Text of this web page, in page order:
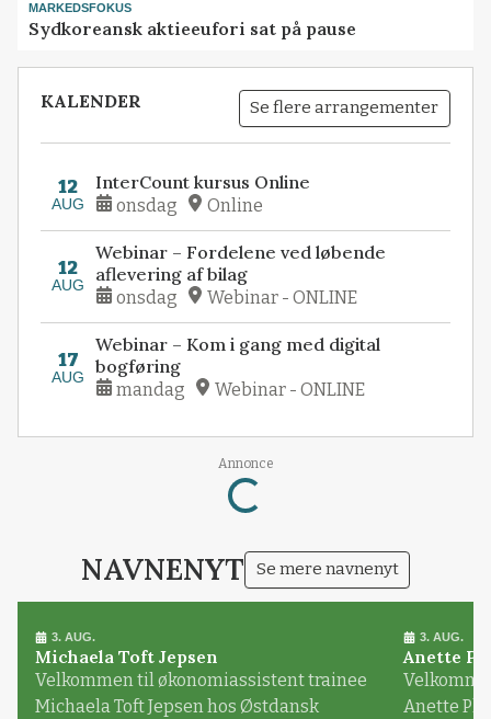
MARKEDSFOKUS
Sydkoreansk aktieeufori sat på pause
KALENDER Se flere arrangementer
12
AUG
InterCount kursus Online
onsdag Online
12
AUG
Webinar – Fordelene ved løbende
aflevering af bilag
onsdag Webinar - ONLINE
17
AUG
Webinar – Kom i gang med digital
bogføring
mandag Webinar - ONLINE
Annonce
Loading...
NAVNENYT Se mere navnenyt
3. AUG.
Michaela Toft Jepsen
Velkommen til økonomiassistent trainee
Michaela Toft Jepsen hos Østdansk
3. AUG.
Anette
Anette